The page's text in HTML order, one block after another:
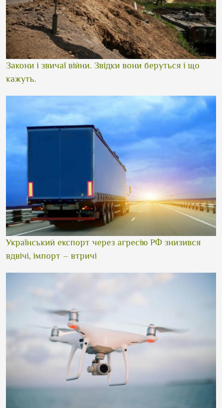
Закони і звичаї війни. Звідки вони беруться і що
кажуть.
Український експорт через агресію РФ знизився
вдвічі, імпорт – втричі